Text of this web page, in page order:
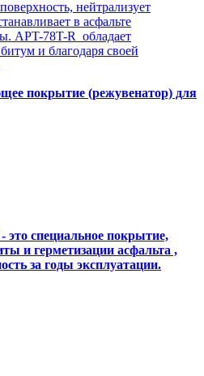
нейтрализует
в асфальте
APT-78T-R обладает
и благодаря своей
покрытие (режувенатор) для
специальное покрытие,
и герметизации асфальта ,
за годы эксплуатации.